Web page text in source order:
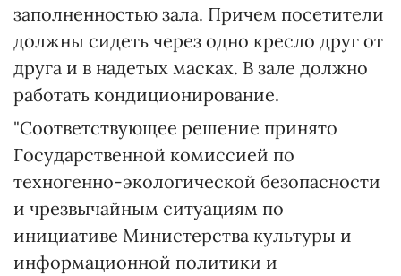
заполненностью зала. Причем посетители
должны сидеть через одно кресло друг от
друга и в надетых масках. В зале должно
работать кондиционирование.
"Соответствующее решение принято
Государственной комиссией по
техногенно-экологической безопасности
и чрезвычайным ситуациям по
инициативе Министерства культуры и
информационной политики и